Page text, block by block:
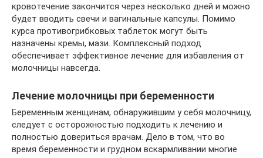
кровотечение закончится через несколько дней и можно
будет вводить свечи и вагинальные капсулы. Помимо
курса противогрибковых таблеток могут быть
назначены кремы, мази. Комплексный подход
обеспечивает эффективное лечение для избавления от
молочницы навсегда.
Лечение молочницы при беременности
Беременным женщинам, обнаружившим у себя молочницу,
следует с осторожностью подходить к лечению и
полностью довериться врачам. Дело в том, что во
время беременности и грудном вскармливании многие